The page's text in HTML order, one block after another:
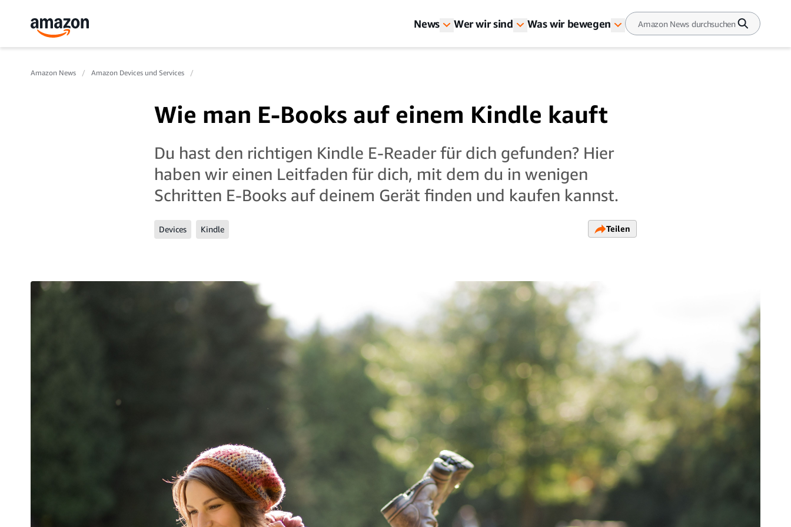
News Wer wir sind Was wir bewegen
Amazon News Amazon Devices und Services
Wie man E-Books auf einem Kindle kauft
Du hast den richtigen Kindle E-Reader für dich gefunden? Hier
haben wir einen Leitfaden für dich, mit dem du in wenigen
Schritten E-Books auf deinem Gerät finden und kaufen kannst.
Devices Kindle Teilen